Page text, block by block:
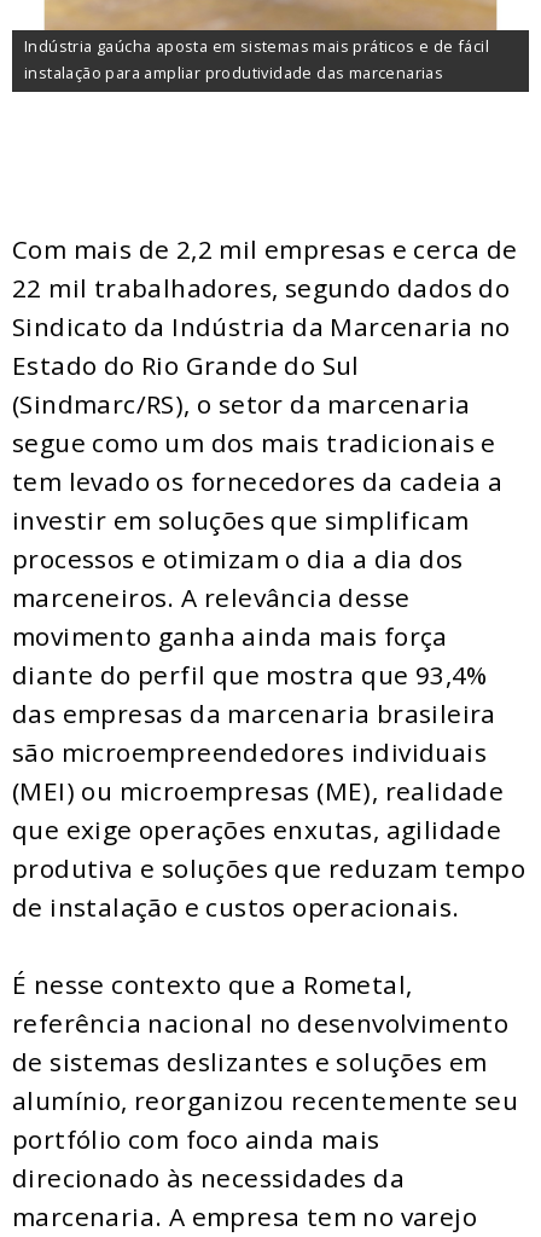
Indústria gaúcha aposta em sistemas mais práticos e de fácil
instalação para ampliar produtividade das marcenarias
Com mais de 2,2 mil empresas e cerca de
22 mil trabalhadores, segundo dados do
Sindicato da Indústria da Marcenaria no
Estado do Rio Grande do Sul
(Sindmarc/RS), o setor da marcenaria
segue como um dos mais tradicionais e
tem levado os fornecedores da cadeia a
investir em soluções que simplificam
processos e otimizam o dia a dia dos
marceneiros. A relevância desse
movimento ganha ainda mais força
diante do perfil que mostra que 93,4%
das empresas da marcenaria brasileira
são microempreendedores individuais
(MEI) ou microempresas (ME), realidade
que exige operações enxutas, agilidade
produtiva e soluções que reduzam tempo
de instalação e custos operacionais.
É nesse contexto que a Rometal,
referência nacional no desenvolvimento
de sistemas deslizantes e soluções em
alumínio, reorganizou recentemente seu
portfólio com foco ainda mais
direcionado às necessidades da
marcenaria. A empresa tem no varejo